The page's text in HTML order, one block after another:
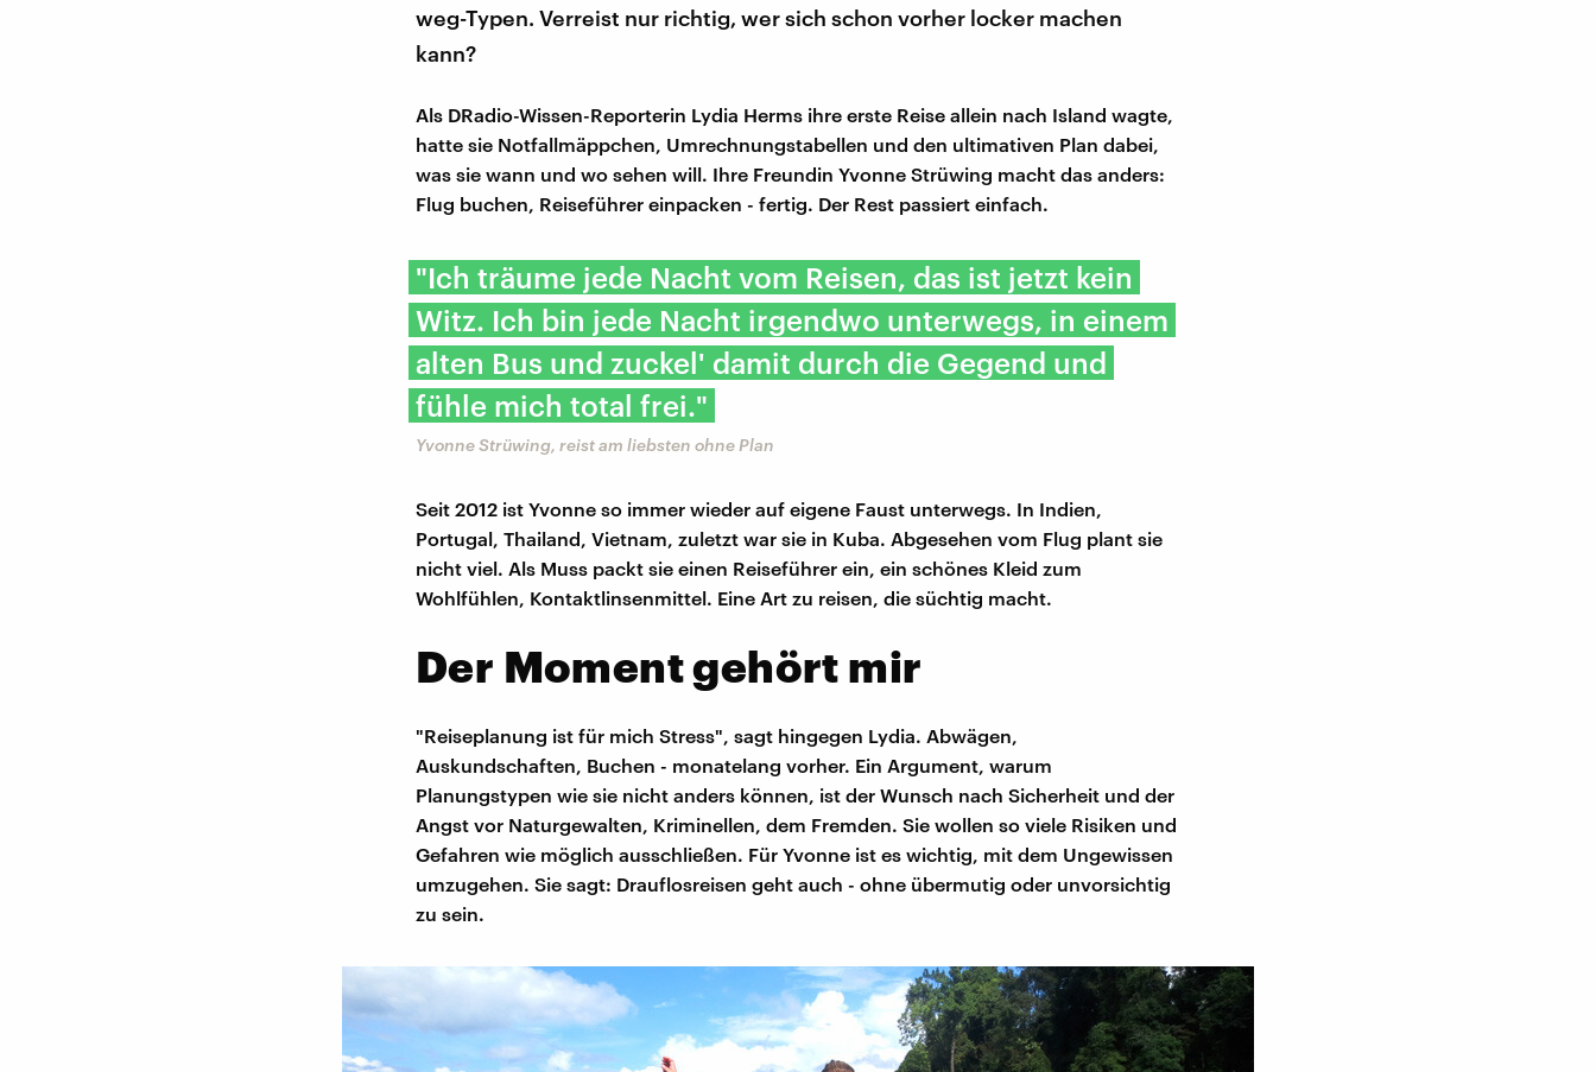
weg-Typen. Verreist nur richtig, wer sich schon vorher locker machen
kann?
Als DRadio-Wissen-Reporterin Lydia Herms ihre erste Reise allein nach Island wagte,
hatte sie Notfallmäppchen, Umrechnungstabellen und den ultimativen Plan dabei,
was sie wann und wo sehen will. Ihre Freundin Yvonne Strüwing macht das anders:
Flug buchen, Reiseführer einpacken - fertig. Der Rest passiert einfach.
"Ich träume jede Nacht vom Reisen, das ist jetzt kein
Witz. Ich bin jede Nacht irgendwo unterwegs, in einem
alten Bus und zuckel' damit durch die Gegend und
fühle mich total frei."
Yvonne Strüwing, reist am liebsten ohne Plan
Seit 2012 ist Yvonne so immer wieder auf eigene Faust unterwegs. In Indien,
Portugal, Thailand, Vietnam, zuletzt war sie in Kuba. Abgesehen vom Flug plant sie
nicht viel. Als Muss packt sie einen Reiseführer ein, ein schönes Kleid zum
Wohlfühlen, Kontaktlinsenmittel. Eine Art zu reisen, die süchtig macht.
Der Moment gehört mir
"Reiseplanung ist für mich Stress", sagt hingegen Lydia. Abwägen,
Auskundschaften, Buchen - monatelang vorher. Ein Argument, warum
Planungstypen wie sie nicht anders können, ist der Wunsch nach Sicherheit und der
Angst vor Naturgewalten, Kriminellen, dem Fremden. Sie wollen so viele Risiken und
Gefahren wie möglich ausschließen. Für Yvonne ist es wichtig, mit dem Ungewissen
umzugehen. Sie sagt: Drauflosreisen geht auch - ohne übermutig oder unvorsichtig
zu sein.